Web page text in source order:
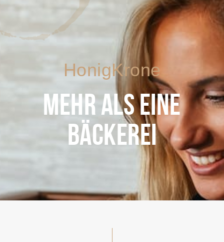
HonigKrone
MEHR ALS EINE
BÄCKEREI